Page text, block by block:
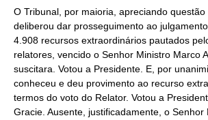
O Tribunal, por maioria, apreciando questão
deliberou dar prosseguimento ao
4.908 recursos extraordinários pautados
relatores, vencido o Senhor Ministro Marco
suscitara. Votou a Presidente. E, por
conheceu e deu provimento ao recurso
termos do voto do Relator. Votou a
Gracie. Ausente, justificadamente, o Senhor